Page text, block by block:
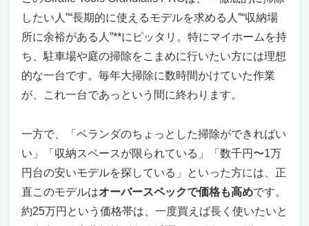
したい人”“長期的に使えるモデルを求める人”“収納場
所に余裕がある人”**にピッタリ。特にマイホームを持
ち、駐車場や庭の掃除をこまめに行いたい方には理想
的な一台です。毎年大掃除に数時間かけていた作業
が、これ一台であっという間に終わります。
一方で、「ベランダのちょっとした掃除ができればい
い」「収納スペースが限られている」「数千円〜1万
円台の安いモデルを探している」といった方には、正
直このモデルはオーバースペックで価格も高めです。
約25万円という価格帯は、一度買えば長く使いたいと